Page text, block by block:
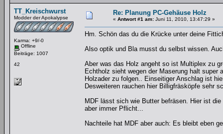
TT_Kreischwurst
Modder der Apokalypse
Karma: +9/-0
Offline
Beiträge: 1007
42
Re: Planung PC-Gehäuse Holz
« Antwort #1 am: Juni 11, 2010, 13:47:29 »
Hm. Schön das du die Krücke unter deine
Also optik und Bla musst du selbst wissen.
Aber was das Holz angeht so ist Multiplex zu
Echtholz sieht wegen der Maserung halt
Holzader zu folgen.. Einseitiger Anschlag ist
Desweiteren rauchen hier Billigfräsköpfe sehr
MDF lässt sich wie Butter befräsen. Hier ist
aber immer Pflicht...
Nachteile hat MDF aber auch: Es bleibt eben